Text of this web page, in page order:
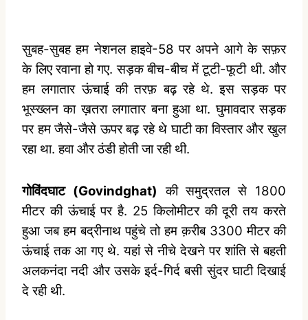
सुबह-सुबह हम नेशनल हाइवे-58 पर अपने आगे के सफ़र
के लिए रवाना हो गए. सड़क बीच-बीच में टूटी-फूटी थी. और
हम लगातार ऊंचाई की तरफ़ बढ़ रहे थे. इस सड़क पर
भूस्ख्लन का ख़तरा लगातार बना हुआ था. घुमावदार सड़क
पर हम जैसे-जैसे ऊपर बढ़ रहे थे घाटी का विस्तार और खुल
रहा था. हवा और ठंडी होती जा रही थी.
गोविंदघाट (Govindghat) की समुद्रतल से 1800
मीटर की ऊंचाई पर है. 25 किलोमीटर की दूरी तय करते
हुआ जब हम बद्रीनाथ पहुंचे तो हम क़रीब 3300 मीटर की
ऊंचाई तक आ गए थे. यहां से नीचे देखने पर शांति से बहती
अलकनंदा नदी और उसके इर्द-गिर्द बसी सुंदर घाटी दिखाई
दे रही थी.